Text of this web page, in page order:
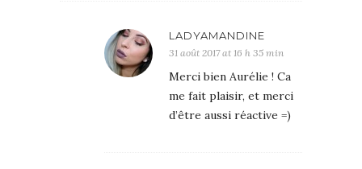
LADYAMANDINE
31 août 2017 at 16 h 35 min
Merci bien Aurélie ! Ca
me fait plaisir, et merci
d’être aussi réactive =)